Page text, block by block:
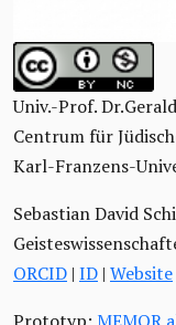
Univ.-Prof.
Centrum für
Karl-Franzens-
Sebastian David
ORCID | ID | Website